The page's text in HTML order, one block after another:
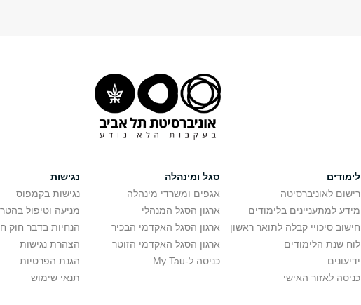
לימודים
רישום לאוניברסיטה
מידע למתעניינים בלימודים
חישוב סיכויי קבלה לתואר ראשון
לוח שנת הלימודים
ידיעונים
כניסה לאזור האישי
סגל ומינהלה
אגפים ומשרדי מינהלה
ארגון הסגל המנהלי
ארגון הסגל האקדמי הבכיר
ארגון הסגל האקדמי הזוטר
כניסה ל-My Tau
נגישות
נגישות בקמפוס
מניעה וטיפול
הנחיות בדבר חוק
הצהרת נגישות
הגנת הפרטיות
תנאי שימוש